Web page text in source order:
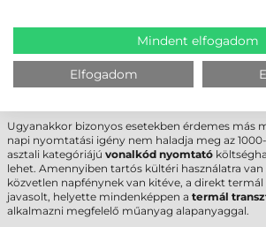
robusztus felépítése és
miatt elsősorban a nehéziparban és a nagy
használatos. Alkalmazhatófutárcímke
raklapazonosítók készítésére és minden olyan
mm-es nyomtatási szélesség előnyt jelent. A
Ugyanakkor bizonyos esetekben érdemes más
napi nyomtatási igény nem haladja meg az
asztali kategóriájú vonalkód nyomtató
lehet. Amennyiben tartós kültéri használatra van
közvetlen napfénynek van kitéve, a direkt
javasolt, helyette mindenképpen a termál
alkalmazni megfelelő műanyag alapanyaggal.
Mindent elfogadom
Elfogadom